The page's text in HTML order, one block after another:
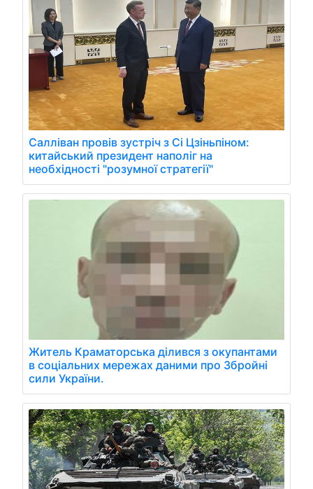
Салліван провів зустріч з Сі Цзіньпіном:
китайський президент наполіг на
необхідності "розумної стратегії"
Житель Краматорська ділився з окупантами
в соціальних мережах даними про Збройні
сили України.